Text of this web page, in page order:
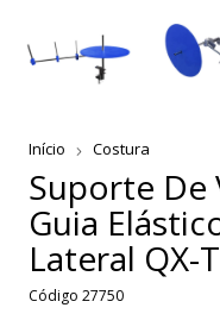
Início Costura
Suporte De
Guia
Lateral QX-
Código 27750